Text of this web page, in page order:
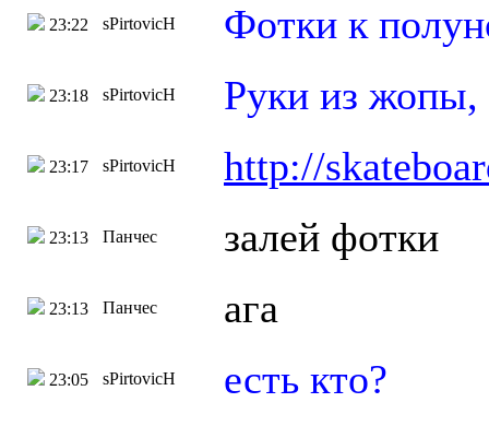
23:22 sPirtovicH Фотки к
23:18 sPirtovicH Руки из жопы,
23:17 sPirtovicH http://
23:13 Панчес залей фотки
23:13 Панчес ага
23:05 sPirtovicH есть кто?